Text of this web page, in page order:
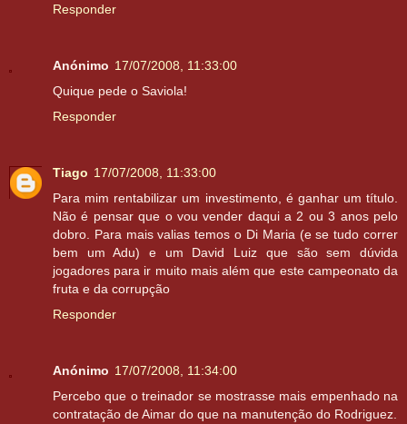
Responder
Anónimo 17/07/2008, 11:33:00
Quique pede o Saviola!
Responder
Tiago 17/07/2008, 11:33:00
Para mim rentabilizar um investimento, é ganhar um título.
Não é pensar que o vou vender daqui a 2 ou 3 anos pelo
dobro. Para mais valias temos o Di Maria (e se tudo correr
bem um Adu) e um David Luiz que são sem dúvida
jogadores para ir muito mais além que este campeonato da
fruta e da corrupção
Responder
Anónimo 17/07/2008, 11:34:00
Percebo que o treinador se mostrasse mais empenhado na
contratação de Aimar do que na manutenção do Rodriguez.